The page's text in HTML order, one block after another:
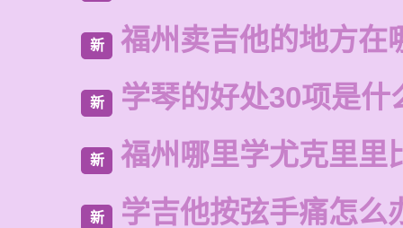
新 福州卖吉他的地方在
新 学琴的好处30项是什
新 福州哪里学尤克里里
新 学吉他按弦手痛怎么